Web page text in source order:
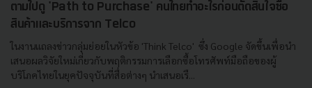
ตามไปดู 'Path to Purchase' คนไทยทำอะไรก่อนตัดสินใจซื้อ
สินค้าและบริการจาก Telco
ในงานแถลงข่าวกลุ่มย่อยในหัวข้อ 'Think Telco' ซึ่ง Google จัดขึ้นเพื่อนำ
เสนอผลวิจัยใหม่เกี่ยวกับพฤติกรรมการเลือกซื้อโทรศัพท์มือถือของผู้
บริโภคไทยในยุคปัจจุบันที่สื่อต่างๆ นำเสนอเรื...